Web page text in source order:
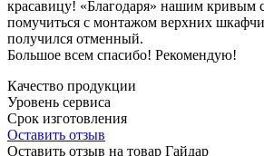
красавицу! «Благодаря» нашим кривым
помучиться с монтажом верхних
получился отменный.
Большое всем спасибо! Рекомендую!
Качество продукции
Уровень сервиса
Срок изготовления
Оставить отзыв
Оставить отзыв на товар Гайдар